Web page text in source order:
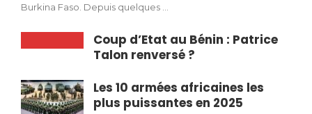
Burkina Faso. Depuis quelques ...
Coup d’Etat au Bénin : Patrice
Talon renversé ?
Les 10 armées africaines les
plus puissantes en 2025